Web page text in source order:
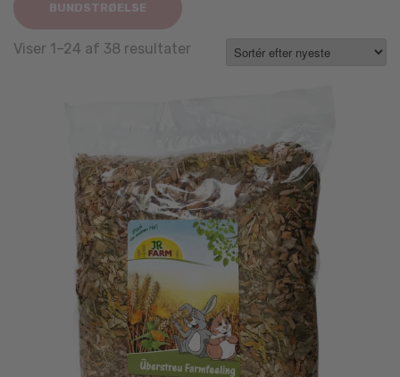
BUNDSTRØELSE
Viser 1–24 af 38 resultaterSorted